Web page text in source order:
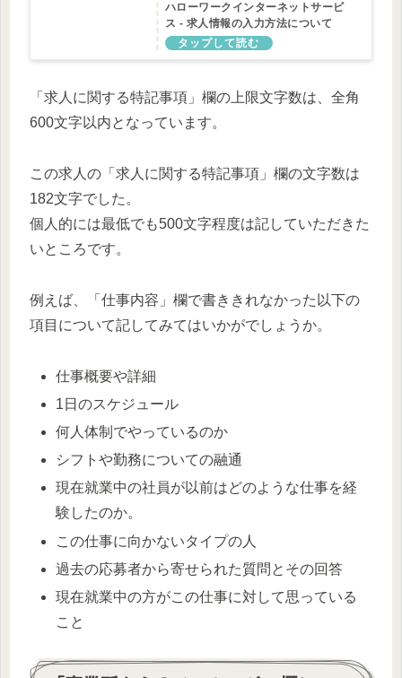
ハローワークインターネットサービ
ス - 求人情報の入力方法について
「求人に関する特記事項」欄の上限文字数は、全角
600文字以内となっています。
この求人の「求人に関する特記事項」欄の文字数は
182文字でした。
個人的には最低でも500文字程度は記していただきた
いところです。
例えば、「仕事内容」欄で書ききれなかった以下の
項目について記してみてはいかがでしょうか。
仕事概要や詳細
1日のスケジュール
何人体制でやっているのか
シフトや勤務についての融通
現在就業中の社員が以前はどのような仕事を経
験したのか。
この仕事に向かないタイプの人
過去の応募者から寄せられた質問とその回答
現在就業中の方がこの仕事に対して思っている
こと